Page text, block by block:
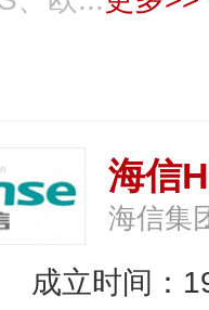
海信
海信集
成立时间：